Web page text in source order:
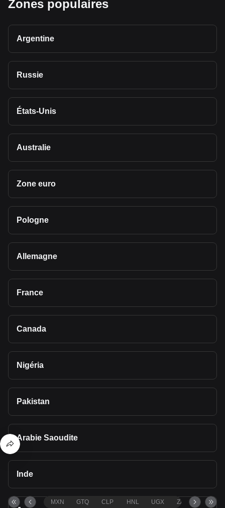
Zones populaires
Argentine
Russie
États-Unis
Australie
Zone euro
Pologne
Allemagne
France
Canada
Nigéria
Pakistan
Arabie Saoudite
Inde
MXN GTQ CLP HNL UGX ZAR TND